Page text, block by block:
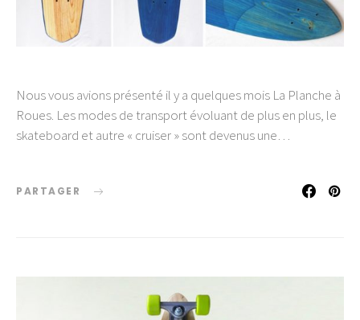
Nous vous avions présenté il y a quelques mois La Planche à
Roues. Les modes de transport évoluant de plus en plus, le
skateboard et autre « cruiser » sont devenus une…
PARTAGER